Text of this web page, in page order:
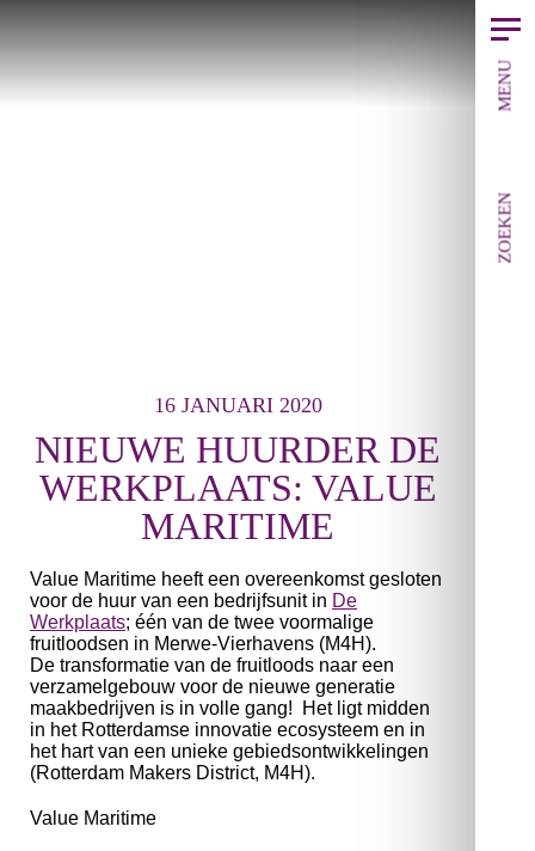
MENU
ZOEKEN
16 JANUARI 2020
NIEUWE HUURDER DE
WERKPLAATS: VALUE
MARITIME
Value Maritime heeft een overeenkomst gesloten
voor de huur van een bedrijfsunit in De
Werkplaats; één van de twee voormalige
fruitloodsen in Merwe-Vierhavens (M4H).
De transformatie van de fruitloods naar een
verzamelgebouw voor de nieuwe generatie
maakbedrijven is in volle gang! Het ligt midden
in het Rotterdamse innovatie ecosysteem en in
het hart van een unieke gebiedsontwikkelingen
(Rotterdam Makers District, M4H).
Value Maritime